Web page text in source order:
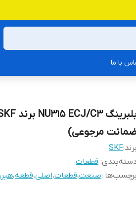
با ما
مرجوعی)
برند:SKF
دسته‌بندی: قطعات
برچسب‌ها :صنعت،قطعات،اصلی،قطعه،